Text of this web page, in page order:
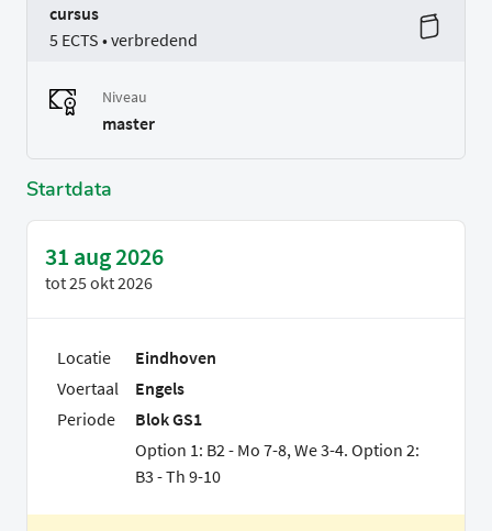
cursus
5 ECTS • verbredend
Niveau
master
Startdata
31 aug 2026
tot25 okt 2026
Locatie
Eindhoven
Voertaal
Engels
Periode
Blok GS1
Option 1: B2 - Mo 7-8, We 3-4. Option 2:
B3 - Th 9-10